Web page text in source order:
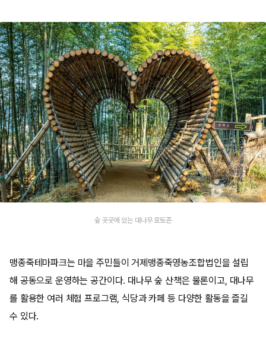
숲 곳곳에 있는 대나무 포토존
맹종죽테마파크는 마을 주민들이 거제맹종죽영농조합법인을 설립
해 공동으로 운영하는 공간이다. 대나무 숲 산책은 물론이고, 대나무
를 활용한 여러 체험 프로그램, 식당과 카페 등 다양한 활동을 즐길
수 있다.